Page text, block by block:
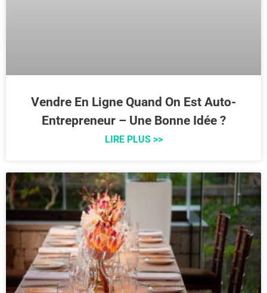
Vendre En Ligne Quand On Est Auto-
Entrepreneur – Une Bonne Idée ?
LIRE PLUS >>